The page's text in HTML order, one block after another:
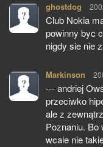
ghostdog
Club Nokia
powinny byc
nigdy sie nie
Markinson
--- andriej
przeciwko
ale z
Poznaniu.
wcale nie